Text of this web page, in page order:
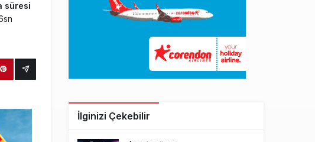
süresi
İlginizi Çekebilir